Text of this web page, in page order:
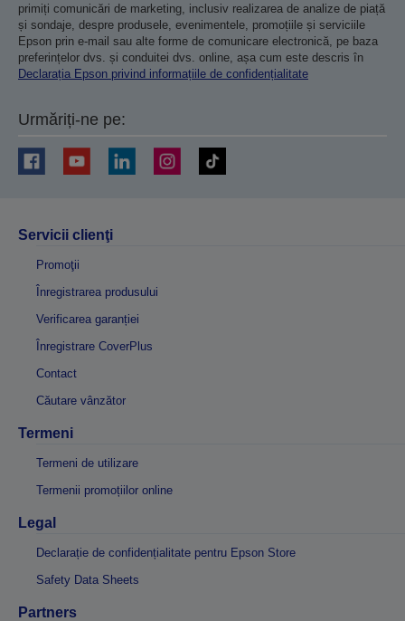
primiți comunicări de marketing, inclusiv realizarea de analize de piață
și sondaje, despre produsele, evenimentele, promoțiile și serviciile
Epson prin e-mail sau alte forme de comunicare electronică, pe baza
preferințelor dvs. și conduitei dvs. online, așa cum este descris în
Declarația Epson privind informațiile de confidențialitate
Urmăriți-ne pe:
Servicii clienţi
Promoţii
Înregistrarea produsului
Verificarea garanției
Înregistrare CoverPlus
Contact
Căutare vânzător
Termeni
Termeni de utilizare
Termenii promoțiilor online
Legal
Declarație de confidențialitate pentru Epson Store
Safety Data Sheets
Partners